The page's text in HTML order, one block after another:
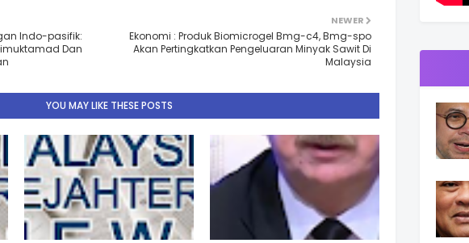
NEWER
Ekonomi : Produk Biomicrogel Bmg-c4, Bmg-spo
Akan Pertingkatkan Pengeluaran Minyak Sawit Di
Malaysia
Indo-pasifik:
Dan
YOU MAY LIKE THESE POSTS